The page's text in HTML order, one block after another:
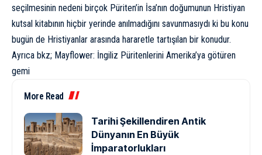
seçilmesinin nedeni birçok Püriten’in İsa’nın doğumunun Hristiyan
kutsal kitabının hiçbir yerinde anılmadığını savunmasıydı ki bu konu
bugün de Hristiyanlar arasında hararetle tartışılan bir konudur.
Ayrıca bkz; Mayflower: İngiliz Püritenlerini Amerika’ya götüren
gemi
More Read
Tarihi Şekillendiren Antik
Dünyanın En Büyük
İmparatorlukları